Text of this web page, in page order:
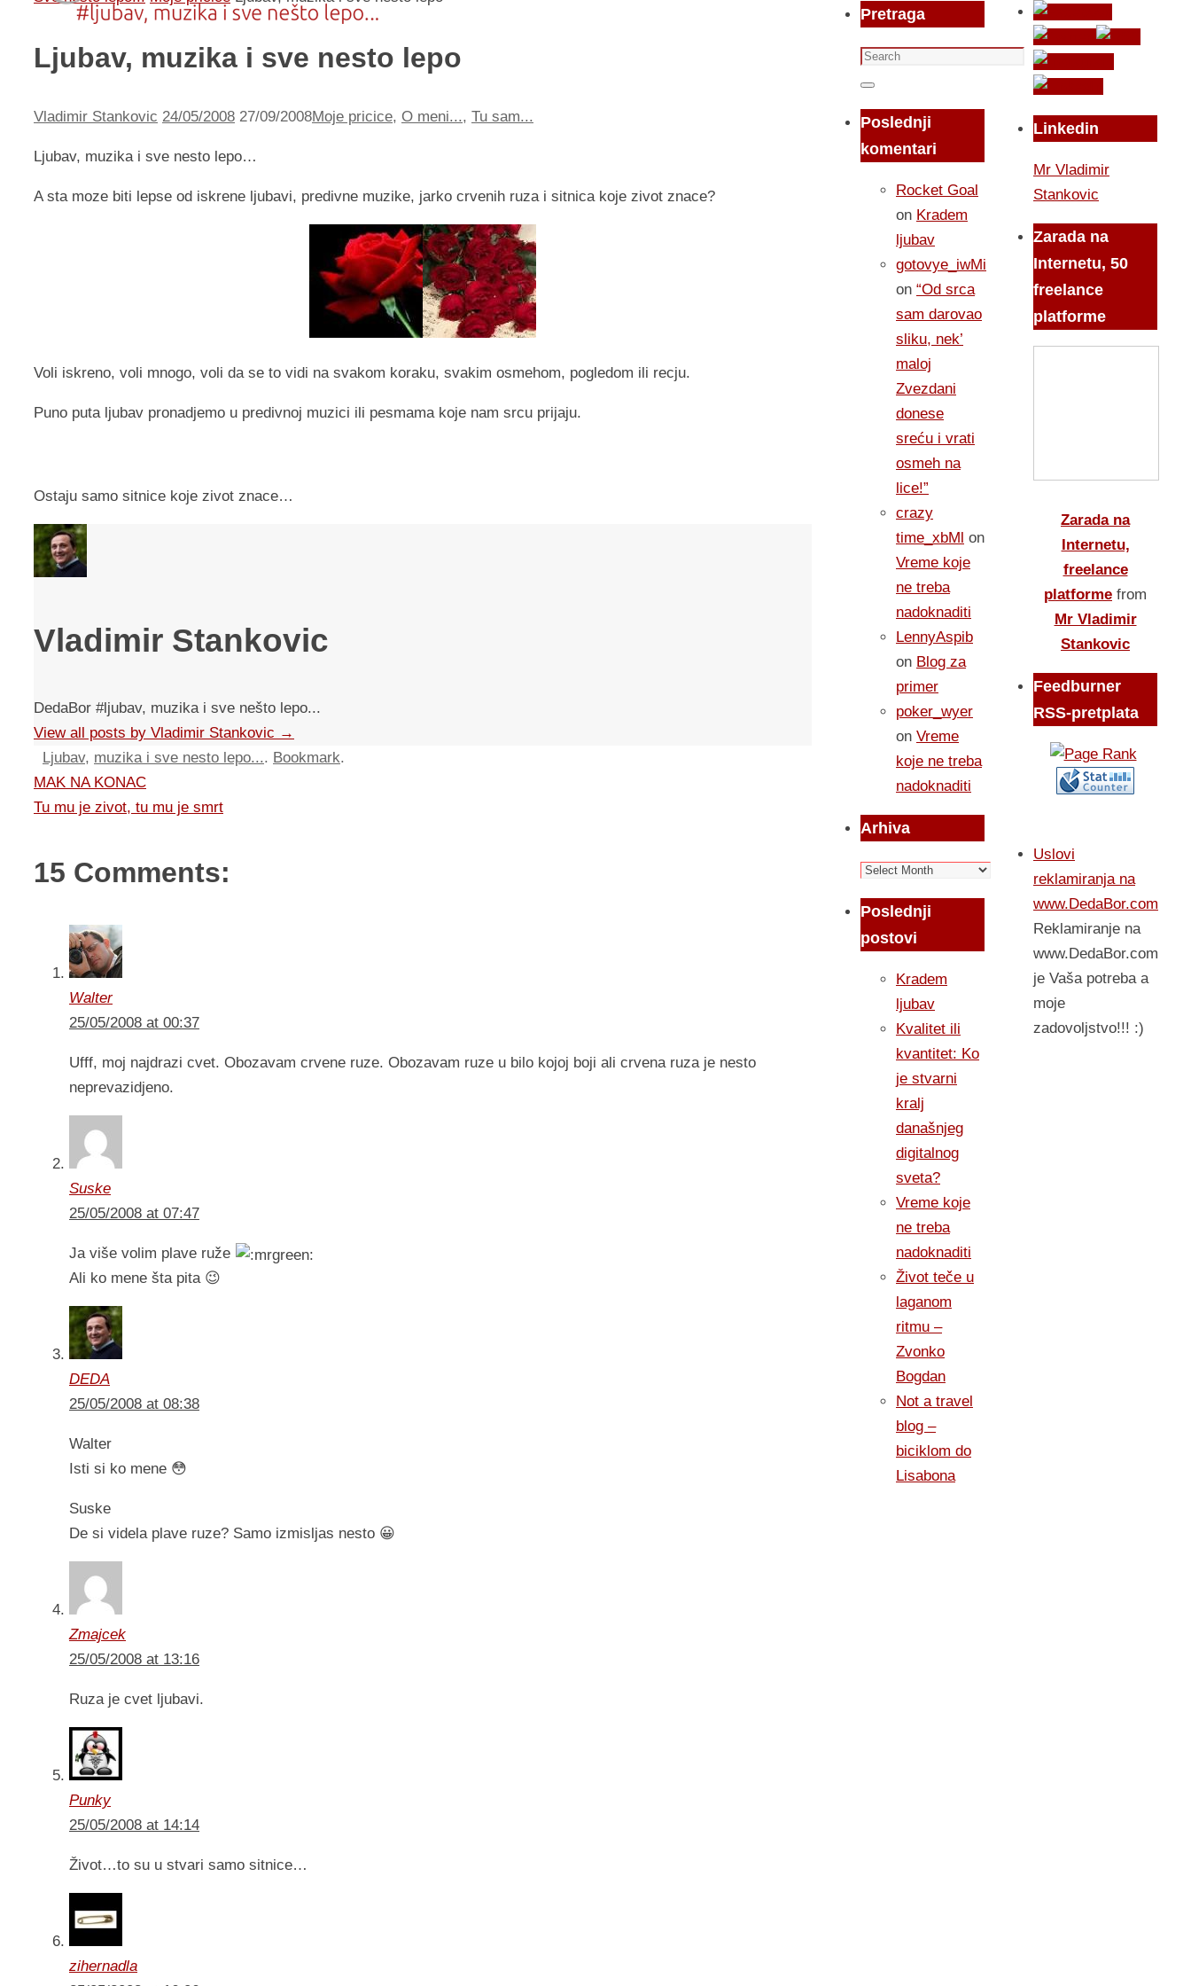
Ljubav, muzika i sve nesto lepo
Vladimir Stankovic 24/05/2008 27/09/2008Moje pricice, O meni..., Tu sam...
Ljubav, muzika i sve nesto lepo…
A sta moze biti lepse od iskrene ljubavi, predivne muzike, jarko crvenih ruza i sitnica koje zivot znace?
Voli iskreno, voli mnogo, voli da se to vidi na svakom koraku, svakim osmehom, pogledom ili recju.
Puno puta ljubav pronadjemo u predivnoj muzici ili pesmama koje nam srcu prijaju.
Ostaju samo sitnice koje zivot znace…
Vladimir Stankovic
DedaBor #ljubav, muzika i sve nešto lepo...
View all posts by Vladimir Stankovic →
Ljubav, muzika i sve nesto lepo.... Bookmark.
MAK NA KONAC
Tu mu je zivot, tu mu je smrt
15 Comments:
Walter
25/05/2008 at 00:37
Ufff, moj najdrazi cvet. Obozavam crvene ruze. Obozavam ruze u bilo kojoj boji ali crvena ruza je nesto
neprevazidjeno.
Suske
25/05/2008 at 07:47
Ja više volim plave ruže
Ali ko mene šta pita 😉
DEDA
25/05/2008 at 08:38
Walter
Isti si ko mene 😳
Suske
De si videla plave ruze? Samo izmisljas nesto 😀
Zmajcek
25/05/2008 at 13:16
Ruza je cvet ljubavi.
Punky
25/05/2008 at 14:14
Život…to su u stvari samo sitnice…
zihernadla
Pretraga
Search
for:
Search
Poslednji
komentari
Rocket Goal
on Kradem
ljubav
gotovye_iwMi
on “Od srca
sam darovao
sliku, nek’
maloj
Zvezdani
donese
sreću i vrati
osmeh na
lice!”
crazy
time_xbMl on
Vreme koje
ne treba
nadoknaditi
LennyAspib
on Blog za
primer
poker_wyer
on Vreme
koje ne treba
nadoknaditi
Arhiva
Arhiva
Poslednji
postovi
Kradem
ljubav
Kvalitet ili
kvantitet: Ko
je stvarni
kralj
današnjeg
digitalnog
sveta?
Vreme koje
ne treba
nadoknaditi
Život teče u
laganom
ritmu –
Zvonko
Bogdan
Not a travel
blog –
biciklom do
Lisabona
Linkedin
Mr Vladimir
Stankovic
Zarada na
Internetu, 50
freelance
platforme
Zarada na
Internetu,
freelance
platforme from
Mr Vladimir
Stankovic
Feedburner
RSS-pretplata
Uslovi
reklamiranja na
www.DedaBor.com
Reklamiranje na
www.DedaBor.com
je Vaša potreba a
moje
zadovoljstvo!!! :)